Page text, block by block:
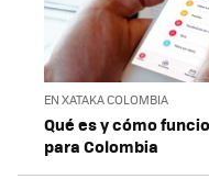
EN XATAKA COLOMBIA
Qué es y cómo
para Colombia